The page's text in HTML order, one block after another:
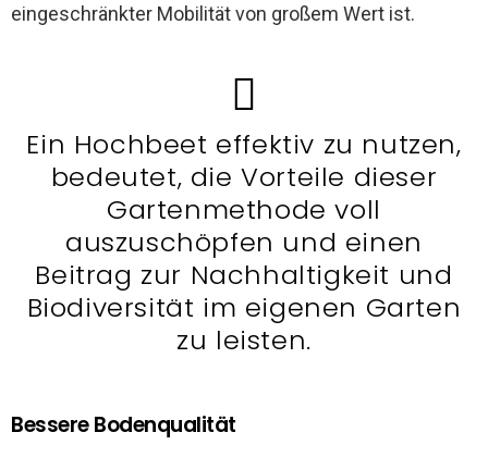
eingeschränkter Mobilität von großem Wert ist.
Ein Hochbeet effektiv zu nutzen,
bedeutet, die Vorteile dieser
Gartenmethode voll
auszuschöpfen und einen
Beitrag zur Nachhaltigkeit und
Biodiversität im eigenen Garten
zu leisten.
Bessere Bodenqualität